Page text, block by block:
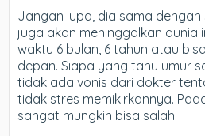
Jangan lupa, dia sama
juga akan meninggalkan dunia
waktu 6 bulan, 6 tahun atau
depan. Siapa yang tahu umur
tidak ada vonis dari dokter
tidak stres memikirkannya.
sangat mungkin bisa salah.